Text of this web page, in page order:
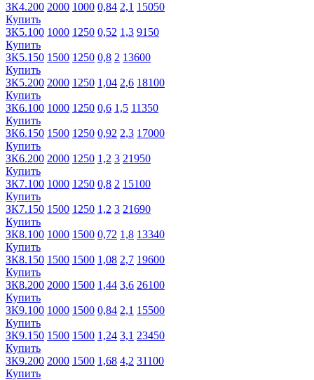
ЗК4.200 2000 1000 0,84 2,1 15050
Купить
ЗК5.100 1000 1250 0,52 1,3 9150
Купить
ЗК5.150 1500 1250 0,8 2 13600
Купить
ЗК5.200 2000 1250 1,04 2,6 18100
Купить
ЗК6.100 1000 1250 0,6 1,5 11350
Купить
ЗК6.150 1500 1250 0,92 2,3 17000
Купить
ЗК6.200 2000 1250 1,2 3 21950
Купить
ЗК7.100 1000 1250 0,8 2 15100
Купить
ЗК7.150 1500 1250 1,2 3 21690
Купить
ЗК8.100 1000 1500 0,72 1,8 13340
Купить
ЗК8.150 1500 1500 1,08 2,7 19600
Купить
ЗК8.200 2000 1500 1,44 3,6 26100
Купить
ЗК9.100 1000 1500 0,84 2,1 15500
Купить
ЗК9.150 1500 1500 1,24 3,1 23450
Купить
ЗК9.200 2000 1500 1,68 4,2 31100
Купить